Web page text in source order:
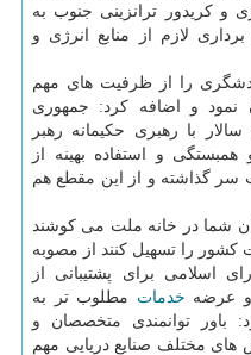
و كریدور ترانزینی جنوب به
لازم از منابع انرژی و
را از ظرفیت های مهم
نمود و اضافه كرد: جمهوری
با رهبری حكیمانه رهبر
و استفاده بهینه از
سر گذاشته و از این مقطع هم
شما در خانه ملت می كوشند
كشور را تسهیل كنند از مصوبه
اسلامی برای پشتیبانی از
و عرضه خدمات مطلوب تر به
باور توانمندی متخصصان و
های مختلف صنایع دریایی مهم